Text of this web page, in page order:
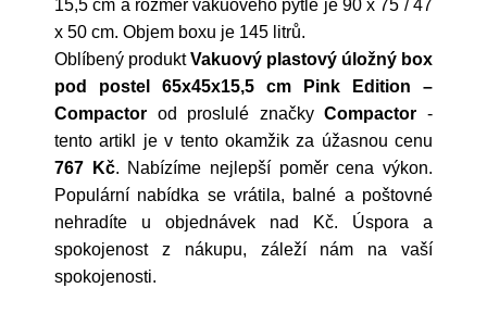
15,5 cm a rozměr vakuového pytle je 90 x 75 / 47
x 50 cm. Objem boxu je 145 litrů.
Oblíbený produktVakuový plastový úložný box
pod postel 65x45x15,5 cm Pink Edition –
Compactor od proslulé značkyCompactor -
tento artikl je v tento okamžik za úžasnou cenu
767 Kč. Nabízíme nejlepší poměr cena výkon.
Populární nabídka se vrátila, balné a poštovné
nehradíte u objednávek nad Kč. Úspora a
spokojenost z nákupu, záleží nám na vaší
spokojenosti.